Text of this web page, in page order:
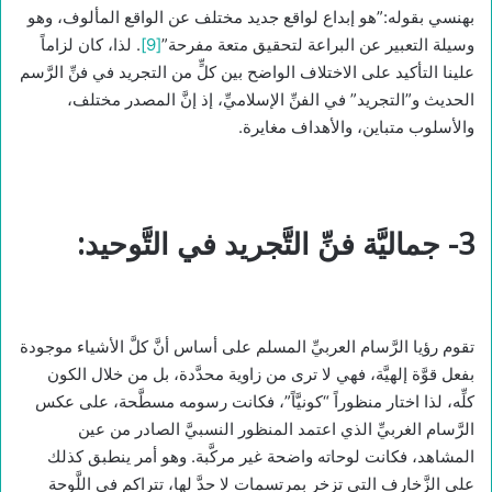
بهنسي بقوله:”هو إبداع لواقع جديد مختلف عن الواقع المألوف، وهو
وسيلة التعبير عن البراعة لتحقيق متعة مفرحة”[9]
. لذا، كان لزاماً
علينا التأكيد على الاختلاف الواضح بين كلٍّ من التجريد في فنِّ الرَّسم
الحديث و”التجريد” في الفنِّ الإسلاميِّ، إذ إنَّ المصدر مختلف،
والأسلوب متباين، والأهداف مغايرة.
3- جماليَّة فنِّ التَّجريد في التَّوحيد:
تقوم رؤيا الرَّسام العربيِّ المسلم على أساس أنَّ كلَّ الأشياء موجودة
بفعل قوَّة إلهيَّة، فهي لا ترى من زاوية محدَّدة، بل من خلال الكون
كلِّه، لذا اختار منظوراً “كونيَّاً”، فكانت رسومه مسطَّحة، على عكس
الرَّسام الغربيِّ الذي اعتمد المنظور النسبيَّ الصادر من عين
المشاهد، فكانت لوحاته واضحة غير مركَّبة. وهو أمر ينطبق كذلك
على الزَّخارف التي تزخر بمرتسمات لا حدَّ لها، تتراكم في اللَّوحة